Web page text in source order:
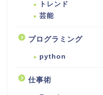
トレンド
芸能
プログラミング
python
仕事術